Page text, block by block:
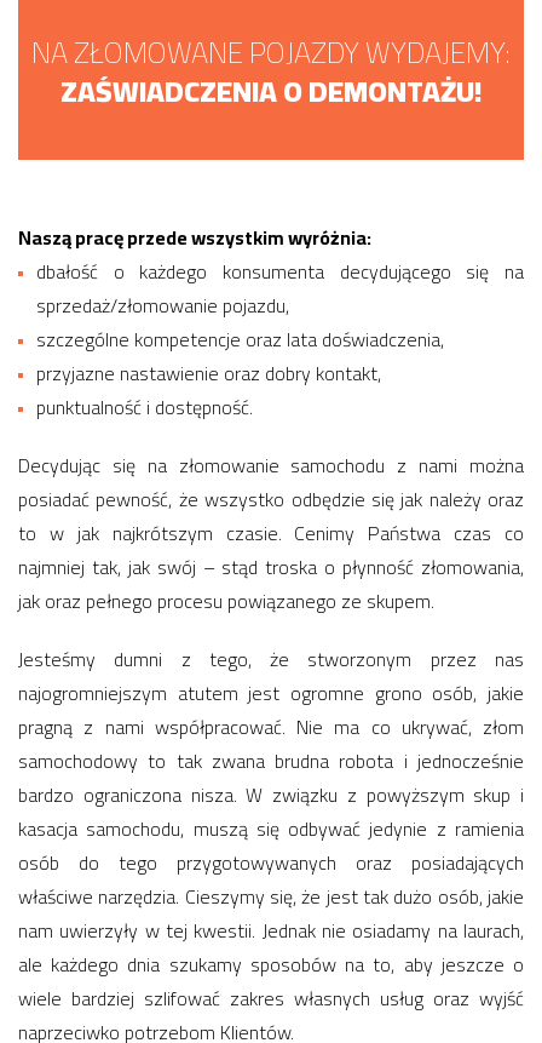
NA ZŁOMOWANE POJAZDY WYDAJEMY:
ZAŚWIADCZENIA O DEMONTAŻU!
Naszą pracę przede wszystkim wyróżnia:
dbałość o każdego konsumenta decydującego się na
sprzedaż/złomowanie pojazdu,
szczególne kompetencje oraz lata doświadczenia,
przyjazne nastawienie oraz dobry kontakt,
punktualność i dostępność.
Decydując się na złomowanie samochodu z nami można
posiadać pewność, że wszystko odbędzie się jak należy oraz
to w jak najkrótszym czasie. Cenimy Państwa czas co
najmniej tak, jak swój – stąd troska o płynność złomowania,
jak oraz pełnego procesu powiązanego ze skupem.
Jesteśmy dumni z tego, że stworzonym przez nas
najogromniejszym atutem jest ogromne grono osób, jakie
pragną z nami współpracować. Nie ma co ukrywać, złom
samochodowy to tak zwana brudna robota i jednocześnie
bardzo ograniczona nisza. W związku z powyższym skup i
kasacja samochodu, muszą się odbywać jedynie z ramienia
osób do tego przygotowywanych oraz posiadających
właściwe narzędzia. Cieszymy się, że jest tak dużo osób, jakie
nam uwierzyły w tej kwestii. Jednak nie osiadamy na laurach,
ale każdego dnia szukamy sposobów na to, aby jeszcze o
wiele bardziej szlifować zakres własnych usług oraz wyjść
naprzeciwko potrzebom Klientów.